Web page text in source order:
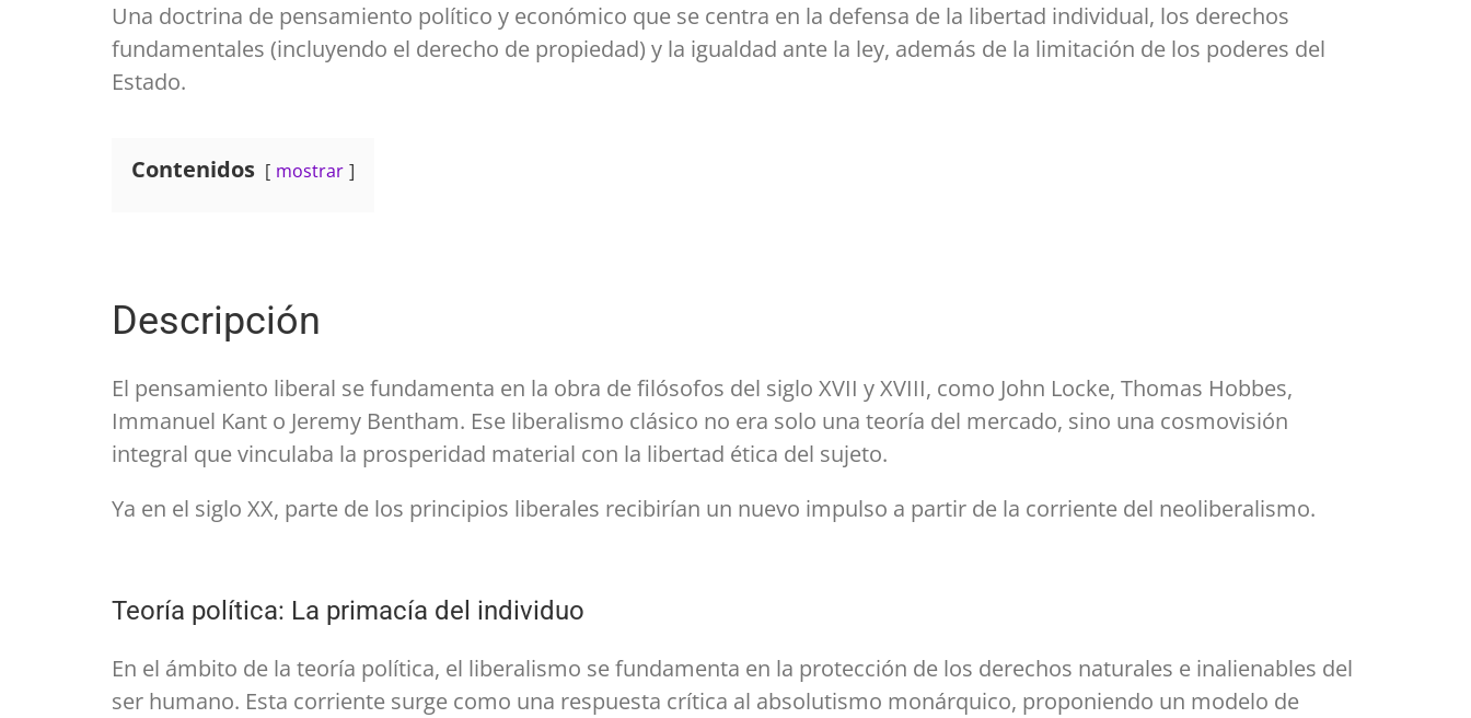
Una doctrina de pensamiento político y económico que se centra en la defensa de la libertad individual, los derechos
fundamentales (incluyendo el derecho de propiedad) y la igualdad ante la ley, además de la limitación de los poderes del
Estado.
Contenidos mostrar
Descripción
El pensamiento liberal se fundamenta en la obra de filósofos del siglo XVII y XVIII, como John Locke, Thomas Hobbes,
Immanuel Kant o Jeremy Bentham. Ese liberalismo clásico no era solo una teoría del mercado, sino una cosmovisión
integral que vinculaba la prosperidad material con la libertad ética del sujeto.
Ya en el siglo XX, parte de los principios liberales recibirían un nuevo impulso a partir de la corriente del neoliberalismo.
Teoría política: La primacía del individuo
En el ámbito de la teoría política, el liberalismo se fundamenta en la protección de los derechos naturales e inalienables del
ser humano. Esta corriente surge como una respuesta crítica al absolutismo monárquico, proponiendo un modelo de